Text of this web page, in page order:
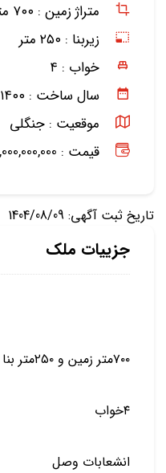
متراژ زمین : ۷۰۰ متر
زیربنا : ۲۵۰ متر
خواب : ۴
سال ساخت : ۱۴۰۰
موقعیت : جنگلی
قیمت : 2,000,000,000 تومان /
تاریخ ثبت آگهی: 1404/08/09
جزییات ملک
۷۰۰متر زمین و ۲۵۰متر بنا
۴خواب
انشعابات وصل